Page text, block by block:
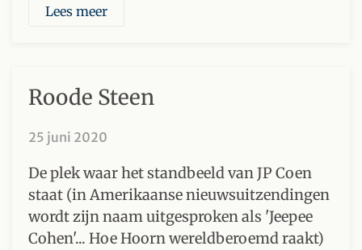
Lees meer
Roode Steen
25 juni 2020
De plek waar het standbeeld van JP Coen
staat (in Amerikaanse nieuwsuitzendingen
wordt zijn naam uitgesproken als 'Jeepee
Cohen'... Hoe Hoorn wereldberoemd raakt)